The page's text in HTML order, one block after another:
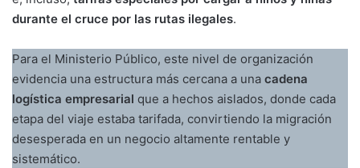
durante el cruce por las rutas ilegales.
Para el Ministerio Público, este nivel de organización
evidencia una estructura más cercana a una cadena
logística empresarial que a hechos aislados, donde cada
etapa del viaje estaba tarifada, convirtiendo la migración
desesperada en un negocio altamente rentable y
sistemático.